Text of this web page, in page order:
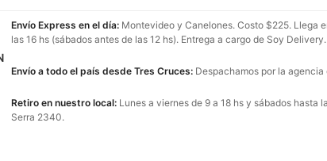
Envío Express en el día: Montevideo y Canelones. Costo $225. Llega
las 16 hs (sábados antes de las 12 hs). Entrega a cargo de Soy Delivery.
Envío a todo el país desde Tres Cruces: Despachamos por la
Retiro en nuestro local: Lunes a viernes de 9 a 18 hs y sábados hasta
Serra 2340.